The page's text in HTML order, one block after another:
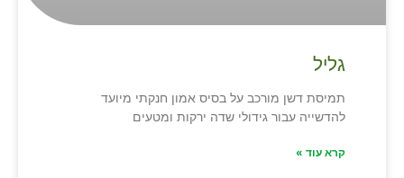
גליל
תמיסת דשן מורכב על בסיס אמון חנקתי מיועד
להדשייה עבור גידולי שדה ירקות ומטעים
קרא עוד »